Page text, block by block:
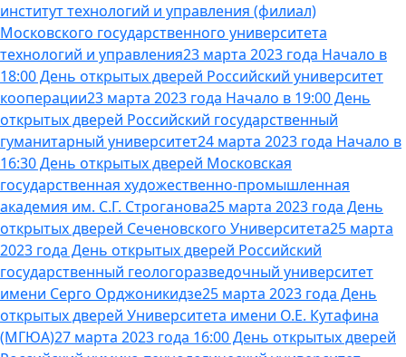
институт технологий и управления (филиал)
Московского государственного университета
технологий и управления23 марта 2023 года Начало в
18:00 День открытых дверей Российский университет
кооперации23 марта 2023 года Начало в 19:00 День
открытых дверей Российский государственный
гуманитарный университет24 марта 2023 года Начало в
16:30 День открытых дверей Московская
государственная художественно-промышленная
академия им. С.Г. Строганова25 марта 2023 года День
открытых дверей Сеченовского Университета25 марта
2023 года День открытых дверей Российский
государственный геологоразведочный университет
имени Серго Орджоникидзе25 марта 2023 года День
открытых дверей Университета имени О.Е. Кутафина
(МГЮА)27 марта 2023 года 16:00 День открытых дверей